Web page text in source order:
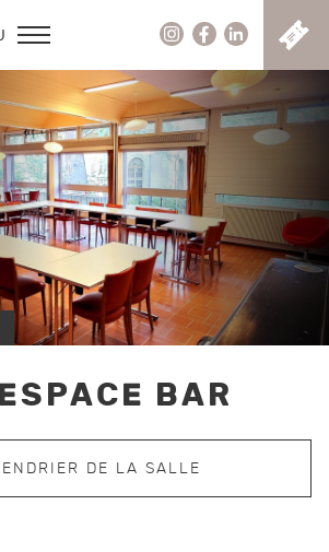
C
BAR
DE LA SALLE